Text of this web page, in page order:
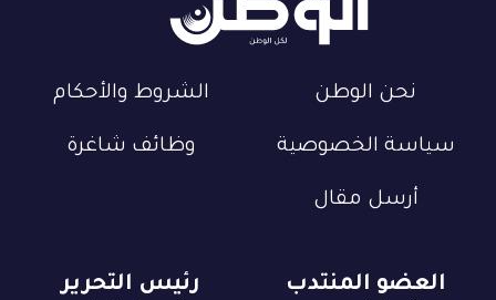
نحن الوطن الشروط والأحكام
سياسة الخصوصية وظائف شاغرة
أرسل مقال
العضو المنتدب رئيس التحرير